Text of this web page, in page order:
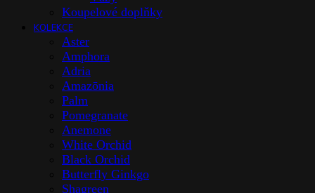
Koupelové doplňky
KOLEKCE
Aster
Amphora
Adria
Amazōnia
Palm
Pomegranate
Anemone
White Orchid
Black Orchid
Butterfly Ginkgo
Shagreen